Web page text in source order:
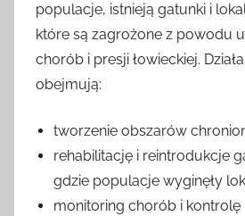
populacje, istnieją gatunki i
które są zagrożone z powodu
chorób i presji łowieckiej.
obejmują:
tworzenie obszarów
rehabilitację i reintrodukcje
gdzie populacje wyginęły
monitoring chorób i kontrolę